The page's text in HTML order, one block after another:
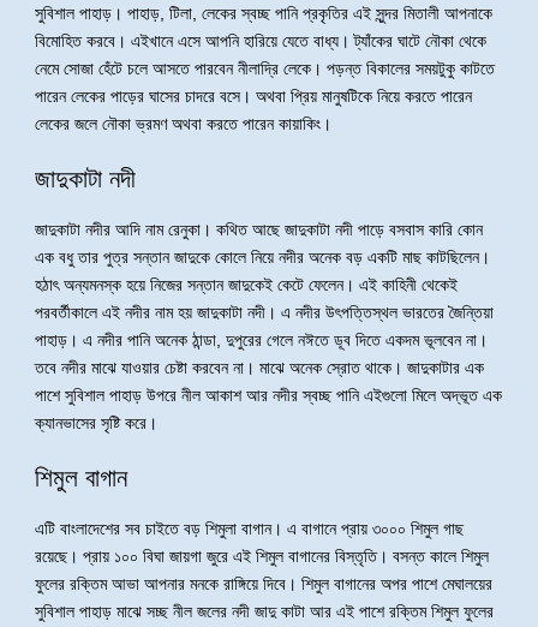
সুবিশাল পাহাড়। পাহাড়, টিলা, লেকের স্বচ্ছ পানি প্রকৃতির এই সুন্দর মিতালী আপনাকে
বিমোহিত করবে। এইখানে এসে আপনি হারিয়ে যেতে বাধ্য। ট্যাঁকের ঘাটে নৌকা থেকে
নেমে সোজা হেঁটে চলে আসতে পারবেন নীলাদ্রি লেকে। পড়ন্ত বিকালের সময়টুকু কাটতে
পারেন লেকের পাড়ের ঘাসের চাদরে বসে। অথবা প্রিয় মানুষটিকে নিয়ে করতে পারেন
লেকের জলে নৌকা ভ্রমণ অথবা করতে পারেন কায়াকিং।
জাদুকাটা নদী
জাদুকাটা নদীর আদি নাম রেনুকা। কথিত আছে জাদুকাটা নদী পাড়ে বসবাস কারি কোন
এক বধু তার পুত্র সন্তান জাদুকে কোলে নিয়ে নদীর অনেক বড় একটি মাছ কাটছিলেন।
হঠাৎ অন্যমনস্ক হয়ে নিজের সন্তান জাদুকেই কেটে ফেলেন। এই কাহিনী থেকেই
পরবর্তীকালে এই নদীর নাম হয় জাদুকাটা নদী। এ নদীর উৎপত্তিস্থল ভারতের জৈন্তিয়া
পাহাড়। এ নদীর পানি অনেক ঠান্ডা, দুপুরের গেলে নঈতে ডূব দিতে একদম ভূলবেন না।
তবে নদীর মাঝে যাওয়ার চেষ্টা করবেন না। মাঝে অনেক স্রোত থাকে। জাদুকাটার এক
পাশে সুবিশাল পাহাড় উপরে নীল আকাশ আর নদীর স্বচ্ছ পানি এইগুলো মিলে অদ্ভূত এক
ক্যানভাসের সৃষ্টি করে।
শিমুল বাগান
এটি বাংলাদেশের সব চাইতে বড় শিমুলা বাগান। এ বাগানে প্রায় ৩০০০ শিমুল গাছ
রয়েছে। প্রায় ১০০ বিঘা জায়গা জুরে এই শিমুল বাগানের বিস্তৃতি। বসন্ত কালে শিমুল
ফুলের রক্তিম আভা আপনার মনকে রাঙ্গিয়ে দিবে। শিমুল বাগানের অপর পাশে মেঘালয়ের
সুবিশাল পাহাড় মাঝে সচ্ছ নীল জলের নদী জাদু কাটা আর এই পাশে রক্তিম শিমুল ফুলের